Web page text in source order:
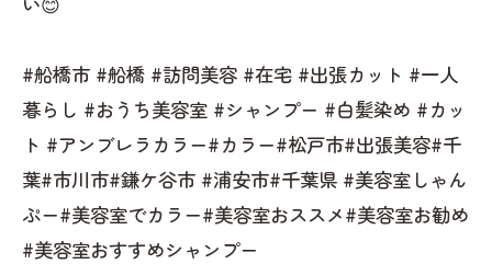
#船橋市 #船橋 #訪問美容 #在宅 #出張カット #一人
暮らし #おうち美容室 #シャンプー #白髪染め #カッ
ト #アンブレラカラー#カラー#松戸市#出張美容#千
葉#市川市#鎌ケ谷市 #浦安市#千葉県 #美容室しゃん
ぷー#美容室でカラー#美容室おススメ#美容室お勧め
#美容室おすすめシャンプー